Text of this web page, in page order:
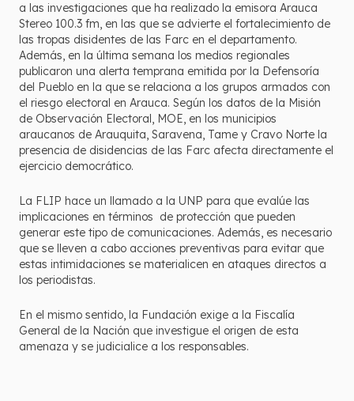
a las investigaciones que ha realizado la emisora Arauca
Stereo 100.3 fm, en las que se advierte el fortalecimiento de
las tropas disidentes de las Farc en el departamento.
Además, en la última semana los medios regionales
publicaron una alerta temprana emitida por la Defensoría
del Pueblo en la que se relaciona a los grupos armados con
el riesgo electoral en Arauca. Según los datos de la Misión
de Observación Electoral, MOE, en los municipios
araucanos de Arauquita, Saravena, Tame y Cravo Norte la
presencia de disidencias de las Farc afecta directamente el
ejercicio democrático.
La FLIP hace un llamado a la UNP para que evalúe las
implicaciones en términos de protección que pueden
generar este tipo de comunicaciones. Además, es necesario
que se lleven a cabo acciones preventivas para evitar que
estas intimidaciones se materialicen en ataques directos a
los periodistas.
En el mismo sentido, la Fundación exige a la Fiscalía
General de la Nación que investigue el origen de esta
amenaza y se judicialice a los responsables.